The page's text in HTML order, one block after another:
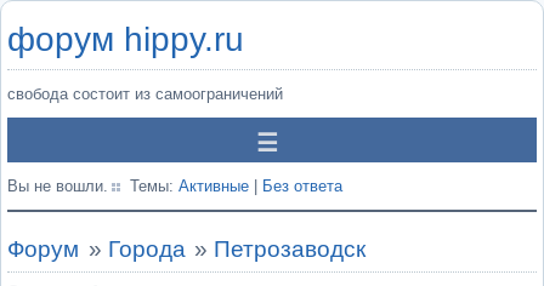
форум hippy.ru
свобода состоит из самоограничений
Вы не вошли. Темы: Активные Без ответа
Форум » Города » Петрозаводск